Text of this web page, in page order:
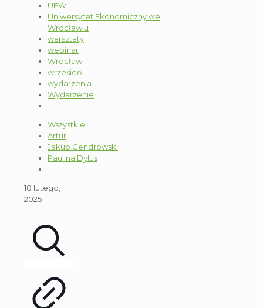
UEW
Uniwersytet Ekonomiczny we
Wrocławiu
warsztaty
webinar
Wrocław
wrzesień
wydarzenia
Wydarzenie
Wszystkie
Artur
Jakub Cendrowski
Paulina Dyluś
18 lutego,
2025